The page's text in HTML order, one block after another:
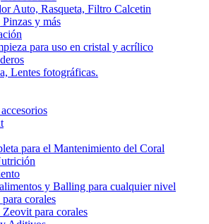
Auto, Rasqueta, Filtro Calcetin
y más
para uso en cristal y acrílico
Lentes fotográficas.
para el Mantenimiento del Coral
y Balling para cualquier nivel
corales
Zeovit para corales